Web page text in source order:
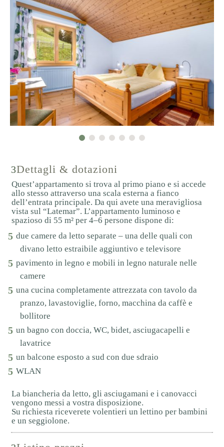
Dettagli & dotazioni
Quest’appartamento si trova al primo piano e si accede
allo stesso attraverso una scala esterna a fianco
dell’entrata principale. Da qui avete una meravigliosa
vista sul “Latemar”. L’appartamento luminoso e
spazioso di 55 m² per 4–6 persone dispone di:
due camere da letto separate – una delle quali con
divano letto estraibile aggiuntivo e televisore
pavimento in legno e mobili in legno naturale nelle
camere
una cucina completamente attrezzata con tavolo da
pranzo, lavastoviglie, forno, macchina da caffè e
bollitore
un bagno con doccia, WC, bidet, asciugacapelli e
lavatrice
un balcone esposto a sud con due sdraio
WLAN
La biancheria da letto, gli asciugamani e i canovacci
vengono messi a vostra disposizione.
Su richiesta riceverete volentieri un lettino per bambini
e un seggiolone.